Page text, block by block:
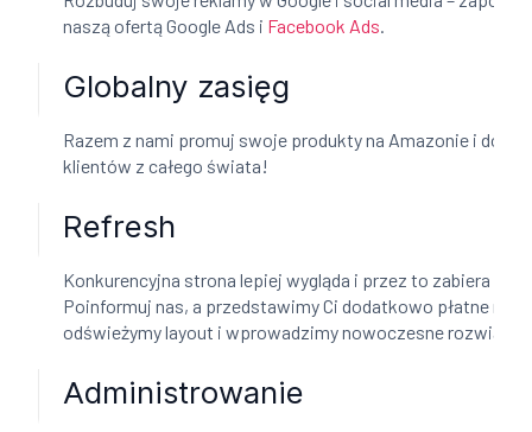
naszą ofertą Google Ads i Facebook Ads
Globalny zasięg
Razem z nami promuj swoje produkty na Amazonie i
klientów z całego świata!
Refresh
Konkurencyjna strona lepiej wygląda i przez to zabiera Ci
Poinformuj nas, a przedstawimy Ci dodatkowo płatne
odświeżymy layout i wprowadzimy nowoczesne
Administrowanie